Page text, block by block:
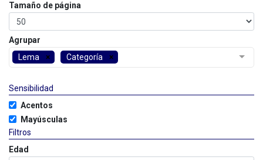
Tamaño de página
Agrupar
Lema
Categoría
Sensibilidad
Acentos
Mayúsculas
Filtros
Edad